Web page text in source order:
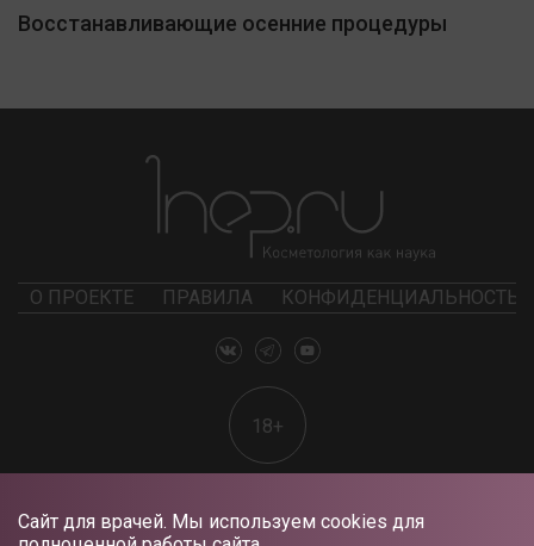
Сайт для врачей. Мы используем cookies для
Восстанавливающие осенние процедуры
О ПРОЕКТЕ ПРАВИЛА КОНФИДЕНЦИАЛЬНОСТЬ
18+